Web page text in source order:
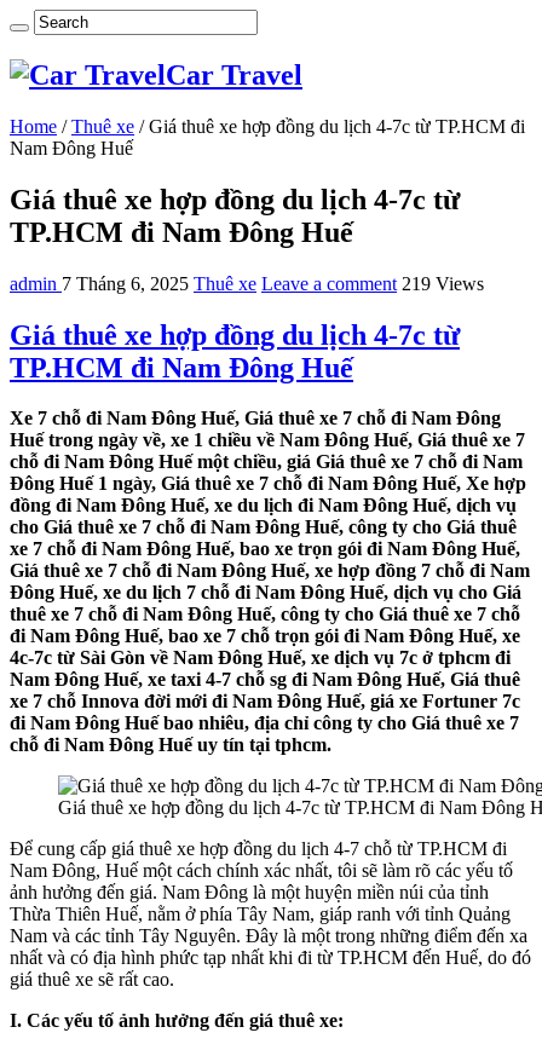
Car Travel
Home / Thuê xe / Giá thuê xe hợp đồng du lịch 4-7c từ TP.HCM đi
Nam Đông Huế
Giá thuê xe hợp đồng du lịch 4-7c từ
TP.HCM đi Nam Đông Huế
admin 7 Tháng 6, 2025 Thuê xe Leave a comment 219 Views
Giá thuê xe hợp đồng du lịch 4-7c từ
TP.HCM đi Nam Đông Huế
Xe 7 chỗ đi Nam Đông Huế, Giá thuê xe 7 chỗ đi Nam Đông
Huế trong ngày về, xe 1 chiều về Nam Đông Huế, Giá thuê xe 7
chỗ đi Nam Đông Huế một chiều, giá Giá thuê xe 7 chỗ đi Nam
Đông Huế 1 ngày, Giá thuê xe 7 chỗ đi Nam Đông Huế, Xe hợp
đồng đi Nam Đông Huế, xe du lịch đi Nam Đông Huế, dịch vụ
cho Giá thuê xe 7 chỗ đi Nam Đông Huế, công ty cho Giá thuê
xe 7 chỗ đi Nam Đông Huế, bao xe trọn gói đi Nam Đông Huế,
Giá thuê xe 7 chỗ đi Nam Đông Huế, xe hợp đồng 7 chỗ đi Nam
Đông Huế, xe du lịch 7 chỗ đi Nam Đông Huế, dịch vụ cho Giá
thuê xe 7 chỗ đi Nam Đông Huế, công ty cho Giá thuê xe 7 chỗ
đi Nam Đông Huế, bao xe 7 chỗ trọn gói đi Nam Đông Huế, xe
4c-7c từ Sài Gòn về Nam Đông Huế, xe dịch vụ 7c ở tphcm đi
Nam Đông Huế, xe taxi 4-7 chỗ sg đi Nam Đông Huế, Giá thuê
xe 7 chỗ Innova đời mới đi Nam Đông Huế, giá xe Fortuner 7c
đi Nam Đông Huế bao nhiêu, địa chỉ công ty cho Giá thuê xe 7
chỗ đi Nam Đông Huế uy tín tại tphcm.
Giá thuê xe hợp đồng du lịch 4-7c từ TP.HCM đi Nam Đông
Để cung cấp giá thuê xe hợp đồng du lịch 4-7 chỗ từ TP.HCM đi
Nam Đông, Huế một cách chính xác nhất, tôi sẽ làm rõ các yếu tố
ảnh hưởng đến giá. Nam Đông là một huyện miền núi của tỉnh
Thừa Thiên Huế, nằm ở phía Tây Nam, giáp ranh với tỉnh Quảng
Nam và các tỉnh Tây Nguyên. Đây là một trong những điểm đến xa
nhất và có địa hình phức tạp nhất khi đi từ TP.HCM đến Huế, do đó
giá thuê xe sẽ rất cao.
I. Các yếu tố ảnh hưởng đến giá thuê xe: